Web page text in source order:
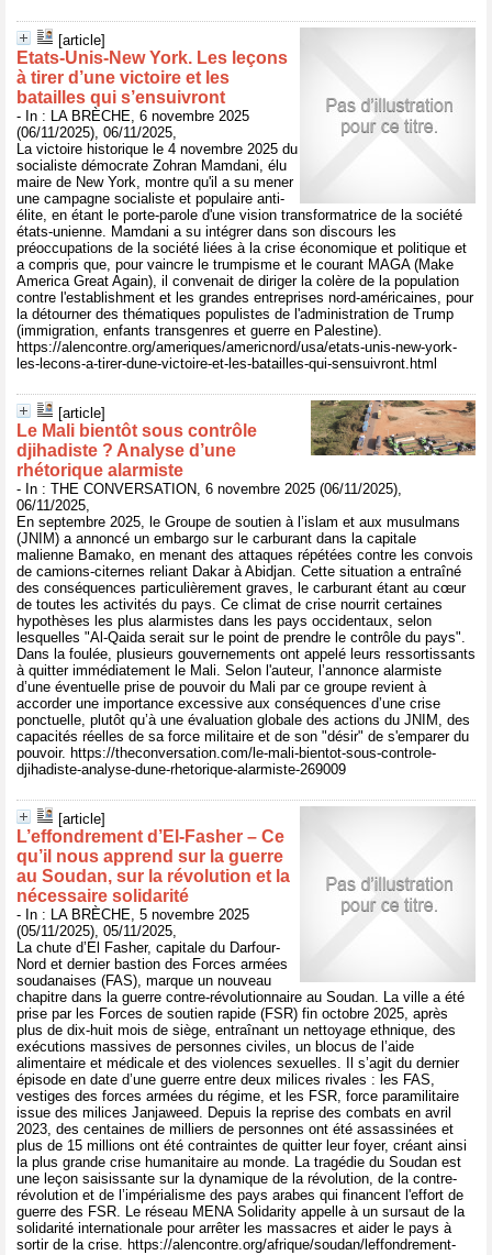
[article]
Etats-Unis-New York. Les leçons
à tirer d’une victoire et les
batailles qui s’ensuivront
- In : LA BRÈCHE, 6 novembre 2025
(06/11/2025), 06/11/2025,
La victoire historique le 4 novembre 2025 du
socialiste démocrate Zohran Mamdani, élu
maire de New York, montre qu'il a su mener
une campagne socialiste et populaire anti-
élite, en étant le porte-parole d'une vision transformatrice de la société
états-unienne. Mamdani a su intégrer dans son discours les
préoccupations de la société liées à la crise économique et politique et
a compris que, pour vaincre le trumpisme et le courant MAGA (Make
America Great Again), il convenait de diriger la colère de la population
contre l'establishment et les grandes entreprises nord-américaines, pour
la détourner des thématiques populistes de l'administration de Trump
(immigration, enfants transgenres et guerre en Palestine).
https://alencontre.org/ameriques/americnord/usa/etats-unis-new-york-
les-lecons-a-tirer-dune-victoire-et-les-batailles-qui-sensuivront.html
[article]
Le Mali bientôt sous contrôle
djihadiste ? Analyse d’une
rhétorique alarmiste
- In : THE CONVERSATION, 6 novembre 2025 (06/11/2025),
06/11/2025,
En septembre 2025, le Groupe de soutien à l’islam et aux musulmans
(JNIM) a annoncé un embargo sur le carburant dans la capitale
malienne Bamako, en menant des attaques répétées contre les convois
de camions-citernes reliant Dakar à Abidjan. Cette situation a entraîné
des conséquences particulièrement graves, le carburant étant au cœur
de toutes les activités du pays. Ce climat de crise nourrit certaines
hypothèses les plus alarmistes dans les pays occidentaux, selon
lesquelles "Al-Qaida serait sur le point de prendre le contrôle du pays".
Dans la foulée, plusieurs gouvernements ont appelé leurs ressortissants
à quitter immédiatement le Mali. Selon l'auteur, l’annonce alarmiste
d’une éventuelle prise de pouvoir du Mali par ce groupe revient à
accorder une importance excessive aux conséquences d’une crise
ponctuelle, plutôt qu’à une évaluation globale des actions du JNIM, des
capacités réelles de sa force militaire et de son "désir" de s'emparer du
pouvoir. https://theconversation.com/le-mali-bientot-sous-controle-
djihadiste-analyse-dune-rhetorique-alarmiste-269009
[article]
L’effondrement d’El-Fasher – Ce
qu’il nous apprend sur la guerre
au Soudan, sur la révolution et la
nécessaire solidarité
- In : LA BRÈCHE, 5 novembre 2025
(05/11/2025), 05/11/2025,
La chute d’El Fasher, capitale du Darfour-
Nord et dernier bastion des Forces armées
soudanaises (FAS), marque un nouveau
chapitre dans la guerre contre-révolutionnaire au Soudan. La ville a été
prise par les Forces de soutien rapide (FSR) fin octobre 2025, après
plus de dix-huit mois de siège, entraînant un nettoyage ethnique, des
exécutions massives de personnes civiles, un blocus de l’aide
alimentaire et médicale et des violences sexuelles. Il s’agit du dernier
épisode en date d’une guerre entre deux milices rivales : les FAS,
vestiges des forces armées du régime, et les FSR, force paramilitaire
issue des milices Janjaweed. Depuis la reprise des combats en avril
2023, des centaines de milliers de personnes ont été assassinées et
plus de 15 millions ont été contraintes de quitter leur foyer, créant ainsi
la plus grande crise humanitaire au monde. La tragédie du Soudan est
une leçon saisissante sur la dynamique de la révolution, de la contre-
révolution et de l’impérialisme des pays arabes qui financent l'effort de
guerre des FSR. Le réseau MENA Solidarity appelle à un sursaut de la
solidarité internationale pour arrêter les massacres et aider le pays à
sortir de la crise. https://alencontre.org/afrique/soudan/leffondrement-